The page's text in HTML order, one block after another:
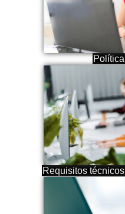
Requisitos